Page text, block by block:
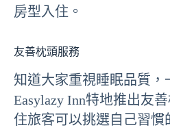
房型入住。
友善枕頭服務
知道大家重視睡眠品質，
Easylazy Inn特地推出友
住旅客可以挑選自己習慣